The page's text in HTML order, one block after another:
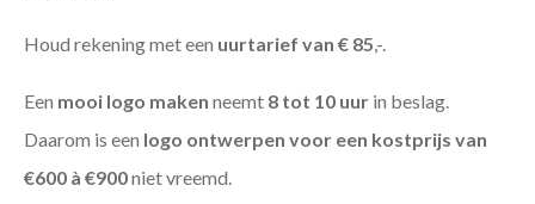
Houd rekening met een uurtarief van € 85,-.
Een mooi logo maken neemt 8 tot 10 uur in beslag.
Daarom is een logo ontwerpen voor een kostprijs van
€600 à €900niet vreemd.